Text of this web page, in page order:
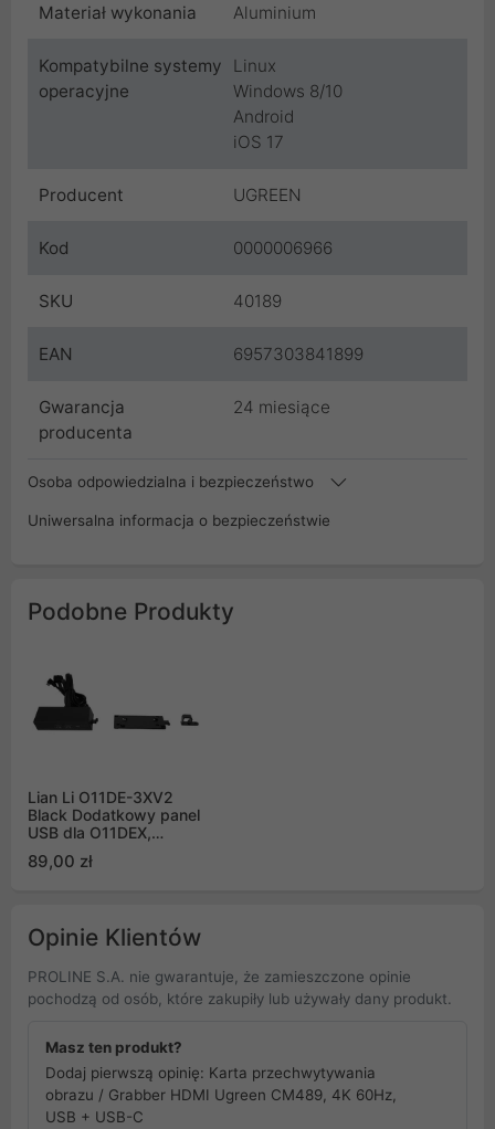
Materiał wykonania Aluminium
Kompatybilne systemy
operacyjne
Linux
Windows 8/10
Android
iOS 17
Producent UGREEN
Kod 0000006966
SKU 40189
EAN 6957303841899
Gwarancja
producenta
24 miesiące
Osoba odpowiedzialna i bezpieczeństwo
Uniwersalna informacja o bezpieczeństwie
Podobne Produkty
Lian Li O11DE-3XV2
Black Dodatkowy panel
USB dla O11DEX,
89,00 zł
Opinie Klientów
PROLINE S.A. nie gwarantuje, że zamieszczone opinie
pochodzą od osób, które zakupiły lub używały dany produkt.
Masz ten produkt?
Dodaj pierwszą opinię: Karta przechwytywania
obrazu / Grabber HDMI Ugreen CM489, 4K 60Hz,
USB + USB-C